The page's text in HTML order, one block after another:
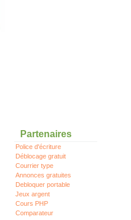
Partenaires
Police d'écriture
Déblocage gratuit
Courrier type
Annonces gratuites
Debloquer portable
Jeux argent
Cours PHP
Comparateur